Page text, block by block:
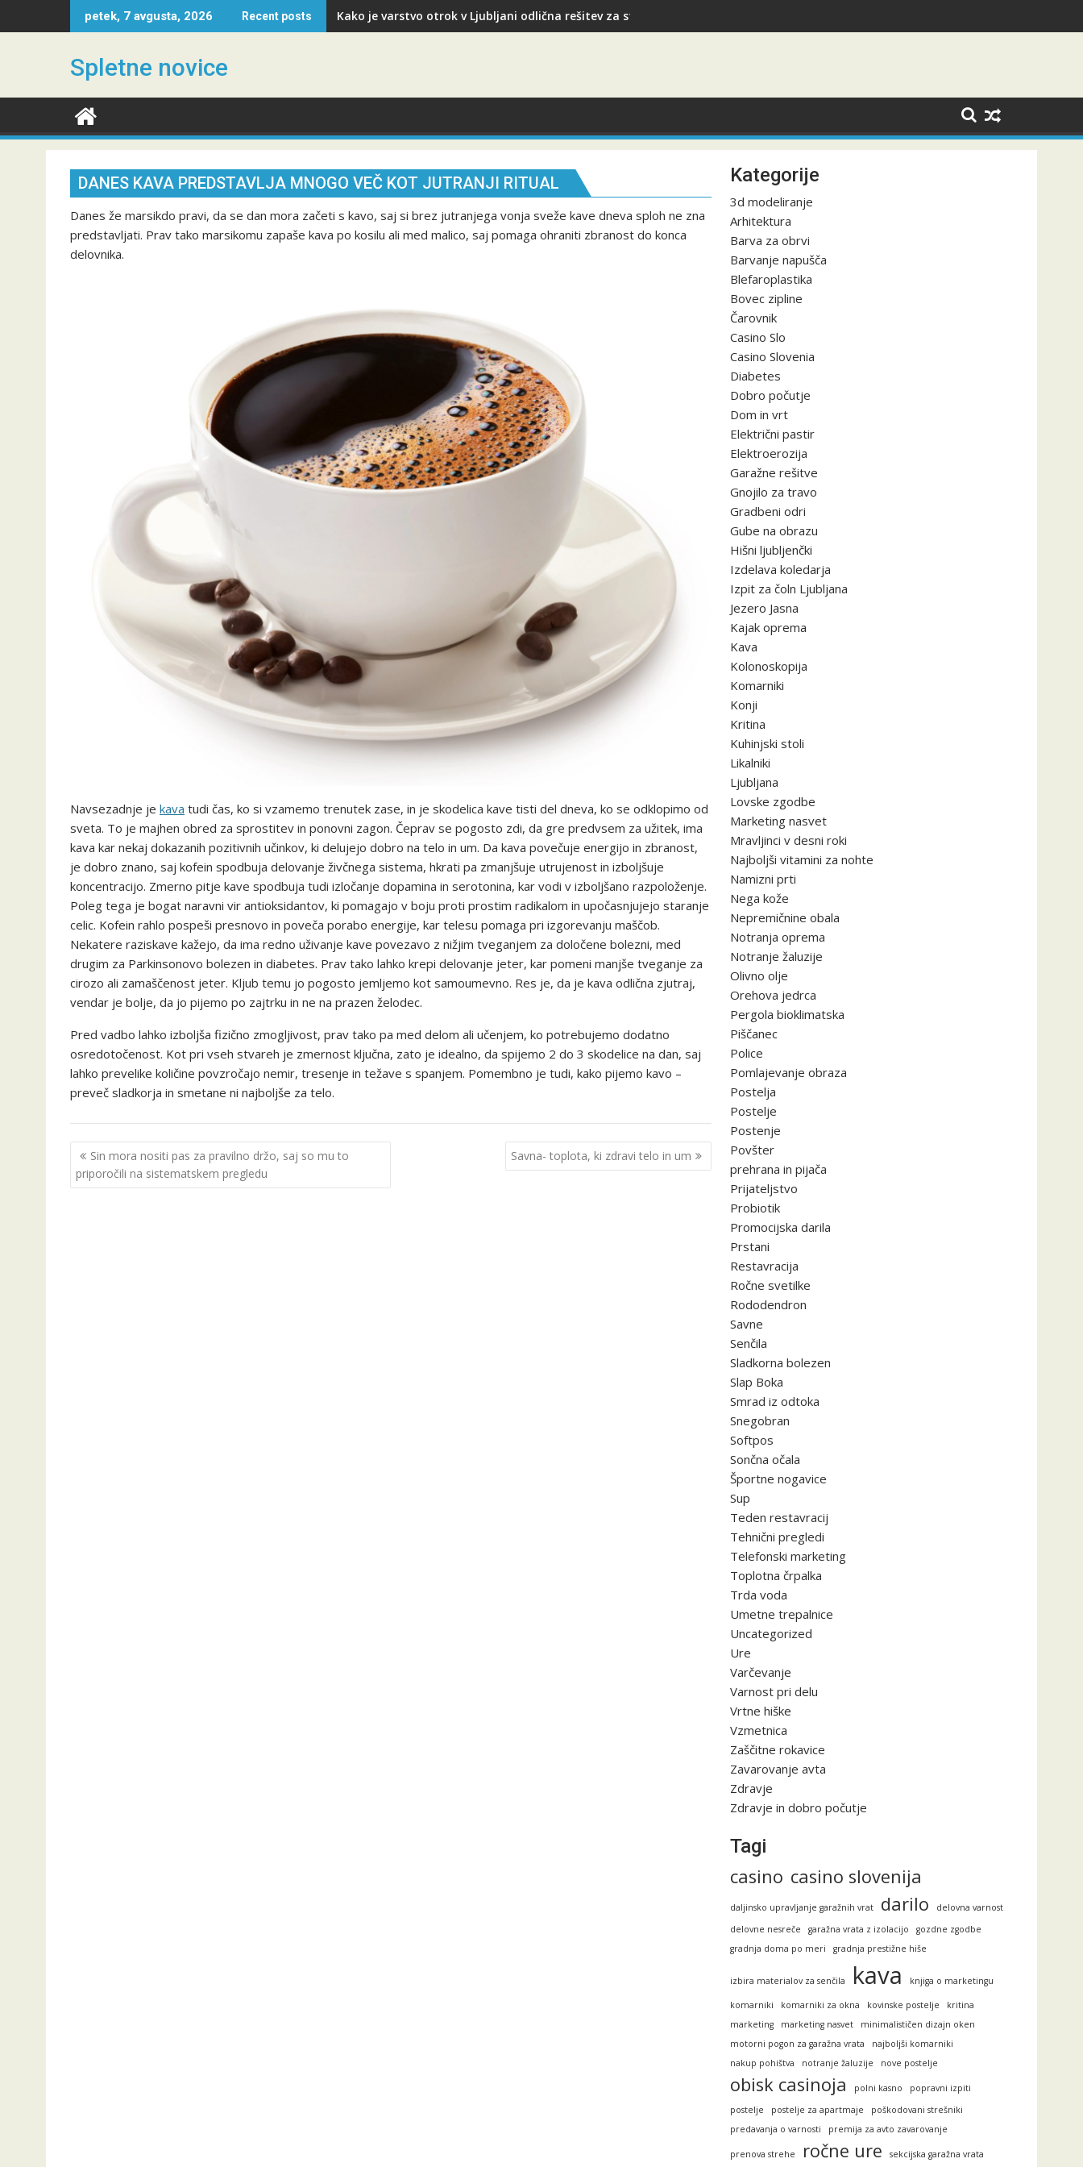
to
petek, 7 avgusta, 2026 Recent posts Kako je varstvo otrok v Ljubljani odlična rešitev za starše med službo
Spletne novice
DANES KAVA PREDSTAVLJA MNOGO VEČ KOT JUTRANJI RITUAL
Danes že marsikdo pravi, da se dan mora začeti s kavo, saj si brez jutranjega vonja sveže kave dneva sploh ne zna
predstavljati. Prav tako marsikomu zapaše kava po kosilu ali med malico, saj pomaga ohraniti zbranost do konca
delovnika.
Navsezadnje je kava tudi čas, ko si vzamemo trenutek zase, in je skodelica kave tisti del dneva, ko se odklopimo od
sveta. To je majhen obred za sprostitev in ponovni zagon. Čeprav se pogosto zdi, da gre predvsem za užitek, ima
kava kar nekaj dokazanih pozitivnih učinkov, ki delujejo dobro na telo in um. Da kava povečuje energijo in zbranost,
je dobro znano, saj kofein spodbuja delovanje živčnega sistema, hkrati pa zmanjšuje utrujenost in izboljšuje
koncentracijo. Zmerno pitje kave spodbuja tudi izločanje dopamina in serotonina, kar vodi v izboljšano razpoloženje.
Poleg tega je bogat naravni vir antioksidantov, ki pomagajo v boju proti prostim radikalom in upočasnjujejo staranje
celic. Kofein rahlo pospeši presnovo in poveča porabo energije, kar telesu pomaga pri izgorevanju maščob.
Nekatere raziskave kažejo, da ima redno uživanje kave povezavo z nižjim tveganjem za določene bolezni, med
drugim za Parkinsonovo bolezen in diabetes. Prav tako lahko krepi delovanje jeter, kar pomeni manjše tveganje za
cirozo ali zamaščenost jeter. Kljub temu jo pogosto jemljemo kot samoumevno. Res je, da je kava odlična zjutraj,
vendar je bolje, da jo pijemo po zajtrku in ne na prazen želodec.
Pred vadbo lahko izboljša fizično zmogljivost, prav tako pa med delom ali učenjem, ko potrebujemo dodatno
osredotočenost. Kot pri vseh stvareh je zmernost ključna, zato je idealno, da spijemo 2 do 3 skodelice na dan, saj
lahko prevelike količine povzročajo nemir, tresenje in težave s spanjem. Pomembno je tudi, kako pijemo kavo –
preveč sladkorja in smetane ni najboljše za telo.
Navigacija
prispevka
Sin mora nositi pas za pravilno držo, saj so mu to
priporočili na sistematskem pregledu
Savna- toplota, ki zdravi telo in um
Kategorije
3d modeliranje
Arhitektura
Barva za obrvi
Barvanje napušča
Blefaroplastika
Bovec zipline
Čarovnik
Casino Slo
Casino Slovenia
Diabetes
Dobro počutje
Dom in vrt
Električni pastir
Elektroerozija
Garažne rešitve
Gnojilo za travo
Gradbeni odri
Gube na obrazu
Hišni ljubljenčki
Izdelava koledarja
Izpit za čoln Ljubljana
Jezero Jasna
Kajak oprema
Kava
Kolonoskopija
Komarniki
Konji
Kritina
Kuhinjski stoli
Likalniki
Ljubljana
Lovske zgodbe
Marketing nasvet
Mravljinci v desni roki
Najboljši vitamini za nohte
Namizni prti
Nega kože
Nepremičnine obala
Notranja oprema
Notranje žaluzije
Olivno olje
Orehova jedrca
Pergola bioklimatska
Piščanec
Police
Pomlajevanje obraza
Postelja
Postelje
Postenje
Povšter
prehrana in pijača
Prijateljstvo
Probiotik
Promocijska darila
Prstani
Restavracija
Ročne svetilke
Rododendron
Savne
Senčila
Sladkorna bolezen
Slap Boka
Smrad iz odtoka
Snegobran
Softpos
Sončna očala
Športne nogavice
Sup
Teden restavracij
Tehnični pregledi
Telefonski marketing
Toplotna črpalka
Trda voda
Umetne trepalnice
Uncategorized
Ure
Varčevanje
Varnost pri delu
Vrtne hiške
Vzmetnica
Zaščitne rokavice
Zavarovanje avta
Zdravje
Zdravje in dobro počutje
Tagi
casino casino slovenija
daljinsko upravljanje garažnih vrat darilo
delovna varnost
delovne nesreče
garažna vrata z izolacijo
gozdne zgodbe
gradnja doma po meri
gradnja prestižne hiše
izbira materialov za senčila kava knjiga o marketingu
komarniki komarniki za okna kovinske postelje
kritina
marketing
marketing nasvet
minimalističen dizajn oken
motorni pogon za garažna vrata
najboljši komarniki
nakup pohištva
notranje žaluzije nove postelje
obisk casinoja polni kasno
popravni izpiti
postelje
postelje za apartmaje
poškodovani strešniki
predavanja o varnosti
premija za avto zavarovanje
prenova strehe ročne ure sekcijska garažna vrata